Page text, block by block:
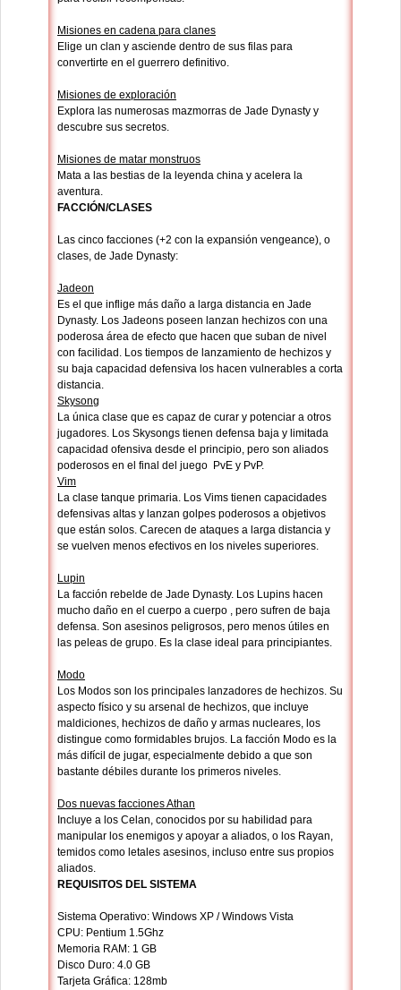
Misiones en cadena para clanes
Elige un clan y asciende dentro de sus filas para
convertirte en el guerrero definitivo.
Misiones de exploración
Explora las numerosas mazmorras de Jade Dynasty y
descubre sus secretos.
Misiones de matar monstruos
Mata a las bestias de la leyenda china y acelera la
aventura.
FACCIÓN/CLASES
Las cinco facciones (+2 con la expansión vengeance), o
clases, de Jade Dynasty:
Jadeon
Es el que inflige más daño a larga distancia en Jade
Dynasty. Los Jadeons poseen lanzan hechizos con una
poderosa área de efecto que hacen que suban de nivel
con facilidad. Los tiempos de lanzamiento de hechizos y
su baja capacidad defensiva los hacen vulnerables a corta
distancia.
Skysong
La única clase que es capaz de curar y potenciar a otros
jugadores. Los Skysongs tienen defensa baja y limitada
capacidad ofensiva desde el principio, pero son aliados
poderosos en el final del juego PvE y PvP.
Vim
La clase tanque primaria. Los Vims tienen capacidades
defensivas altas y lanzan golpes poderosos a objetivos
que están solos. Carecen de ataques a larga distancia y
se vuelven menos efectivos en los niveles superiores.
Lupin
La facción rebelde de Jade Dynasty. Los Lupins hacen
mucho daño en el cuerpo a cuerpo , pero sufren de baja
defensa. Son asesinos peligrosos, pero menos útiles en
las peleas de grupo. Es la clase ideal para principiantes.
Modo
Los Modos son los principales lanzadores de hechizos. Su
aspecto físico y su arsenal de hechizos, que incluye
maldiciones, hechizos de daño y armas nucleares, los
distingue como formidables brujos. La facción Modo es la
más difícil de jugar, especialmente debido a que son
bastante débiles durante los primeros niveles.
Dos nuevas facciones Athan
Incluye a los Celan, conocidos por su habilidad para
manipular los enemigos y apoyar a aliados, o los Rayan,
temidos como letales asesinos, incluso entre sus propios
aliados.
REQUISITOS DEL SISTEMA
Sistema Operativo: Windows XP / Windows Vista
CPU: Pentium 1.5Ghz
Memoria RAM: 1 GB
Disco Duro: 4.0 GB
Tarjeta Gráfica: 128mb